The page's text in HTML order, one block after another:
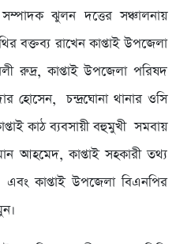
সম্পাদক ঝুলন দত্তের সঞ্চালনায়
বক্তব্য রাখেন কাপ্তাই উপজেলা
রুদ্র, কাপ্তাই উপজেলা পরিষদ
হোসেন, চন্দ্রঘোনা থানার ওসি
কাঠ ব্যবসায়ী বহুমুখী সমবায়
আহমেদ, কাপ্তাই সহকারী তথ্য
কাপ্তাই উপজেলা বিএনপির